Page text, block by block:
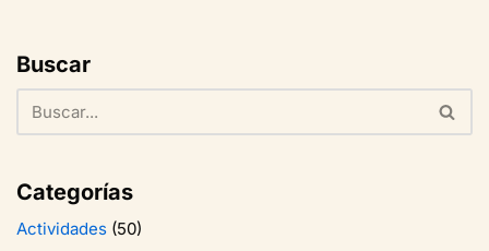
Buscar
Categorías
Actividades (50)